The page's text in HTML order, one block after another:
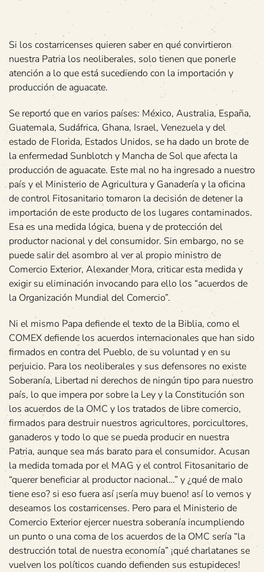
Si los costarricenses quieren saber en qué convirtieron
nuestra Patria los neoliberales, solo tienen que ponerle
atención a lo que está sucediendo con la importación y
producción de aguacate.
Se reportó que en varios países: México, Australia, España,
Guatemala, Sudáfrica, Ghana, Israel, Venezuela y del
estado de Florida, Estados Unidos, se ha dado un brote de
la enfermedad Sunblotch y Mancha de Sol que afecta la
producción de aguacate. Este mal no ha ingresado a nuestro
país y el Ministerio de Agricultura y Ganadería y la oficina
de control Fitosanitario tomaron la decisión de detener la
importación de este producto de los lugares contaminados.
Esa es una medida lógica, buena y de protección del
productor nacional y del consumidor. Sin embargo, no se
puede salir del asombro al ver al propio ministro de
Comercio Exterior, Alexander Mora, criticar esta medida y
exigir su eliminación invocando para ello los “acuerdos de
la Organización Mundial del Comercio”.
Ni el mismo Papa defiende el texto de la Biblia, como el
COMEX defiende los acuerdos internacionales que han sido
firmados en contra del Pueblo, de su voluntad y en su
perjuicio. Para los neoliberales y sus defensores no existe
Soberanía, Libertad ni derechos de ningún tipo para nuestro
país, lo que impera por sobre la Ley y la Constitución son
los acuerdos de la OMC y los tratados de libre comercio,
firmados para destruir nuestros agricultores, porcicultores,
ganaderos y todo lo que se pueda producir en nuestra
Patria, aunque sea más barato para el consumidor. Acusan
la medida tomada por el MAG y el control Fitosanitario de
“querer beneficiar al productor nacional…” y ¿qué de malo
tiene eso? si eso fuera así ¡sería muy bueno! así lo vemos y
deseamos los costarricenses. Pero para el Ministerio de
Comercio Exterior ejercer nuestra soberanía incumpliendo
un punto o una coma de los acuerdos de la OMC sería “la
destrucción total de nuestra economía” ¡qué charlatanes se
vuelven los políticos cuando defienden sus estupideces!